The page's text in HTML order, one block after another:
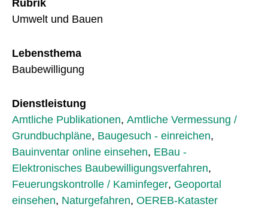
Rubrik
Umwelt und Bauen
Lebensthema
Baubewilligung
Dienstleistung
Amtliche Publikationen, Amtliche Vermessung /
Grundbuchpläne, Baugesuch - einreichen,
Bauinventar online einsehen, EBau -
Elektronisches Baubewilligungsverfahren,
Feuerungskontrolle / Kaminfeger, Geoportal
einsehen, Naturgefahren, OEREB-Kataster